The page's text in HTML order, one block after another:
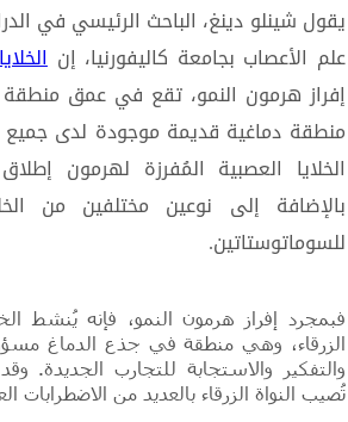
يقول شينلو دينغ، الباحث الرئيسي في
علم الأعصاب بجامعة كاليفورنيا، إن
إفراز هرمون النمو، تقع في عمق
منطقة دماغية قديمة موجودة لدى
بالإضافة إلى نوعين مختلفين من
للسوماتوستاتين.
فبمجرد إفراز هرمون النمو، فإنه يُنشط
الزرقاء، وهي منطقة في جذع الدماغ
والتفكير والاستجابة للتجارب الجديدة.
تُصيب النواة الزرقاء بالعديد من الاضطرابات